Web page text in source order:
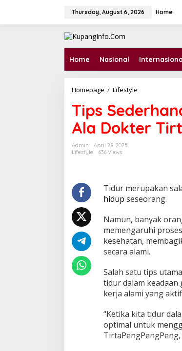
Thursday, August 6, 2026 Home
Home Nasional
Homepage / Lifestyle
p
s
S
e
n
M
n
i
n
k
t
k
a
u
a
l
Tips
Ala Dokter
Admin
April 29, 2025
Lifestyle
636 Views
Tidur merupakan
hidup seseorang.
Namun, banyak
memengaruhi
kesehatan,
secara alami.
Salah satu tips
tidur dalam keadaan
kerja alami yang
“Ketika kita tidur
optimal untuk
TirtaPengPengPeng,